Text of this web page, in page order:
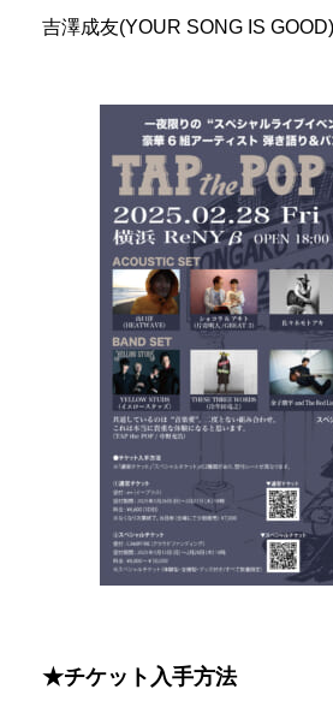
吉澤成友(YOUR SONG IS GOOD)
★チケット入手方法